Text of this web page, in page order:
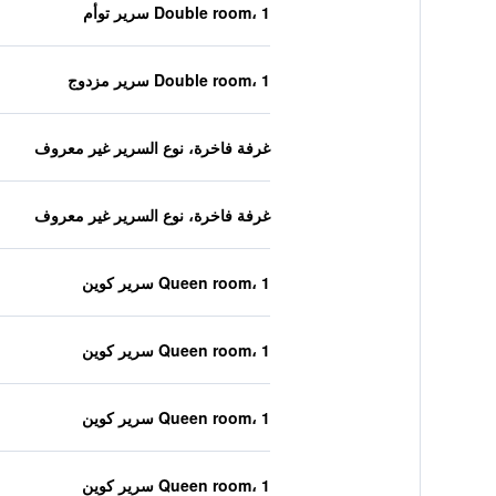
Double room، 1 سرير توأم
Double room، 1 سرير مزدوج
غرفة فاخرة، نوع السرير غير معروف
غرفة فاخرة، نوع السرير غير معروف
Queen room، 1 سرير كوين
Queen room، 1 سرير كوين
Queen room، 1 سرير كوين
Queen room، 1 سرير كوين